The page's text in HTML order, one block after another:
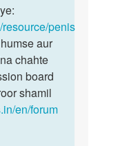
penis
aur
chahte
board
shamil
en/forum